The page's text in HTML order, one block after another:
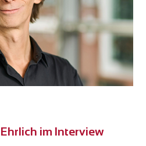
im Interview